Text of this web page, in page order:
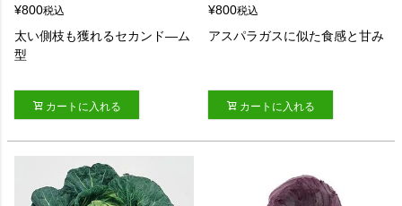
¥800税込
太い側枝も獲れるセカンド―ム
型
カートに入れる
¥800税込
アスパラガスに似た食感と甘み
カートに入れる